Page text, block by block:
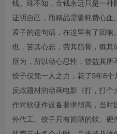
钱。殊不知，金钱永远只是一
证明自己，而精品需要耗费心血。
孟子的这句话，在这里有了回响
也，苦其心志，劳其筋骨，饿
所为，所以动心忍性，曾益其所
饺子仅凭一人之力，花了3年8
反战题材的动画电影《打，打
作对软硬件设备要求很高，当
外代工。饺子只有简陋的软、